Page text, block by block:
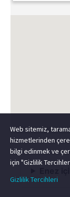
Enez
Web sitemiz,
hizmetlerinden
bilgi edinmek ve
için "Gizlilik
Gizlilik Tercihleri